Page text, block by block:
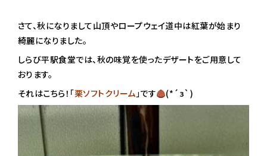
さて、秋になりまして山頂やロープウェイ道中は紅葉が始まり
綺麗になりました。
しらび平駅食堂では、秋の味覚を使ったデザートをご用意して
おります。
それはこちら！「栗ソフトクリーム」です (*´з`)